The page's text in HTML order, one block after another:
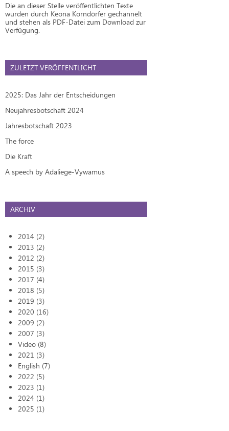
Die an dieser Stelle veröffentlichten Texte
wurden durch Keona Korndörfer gechannelt
und stehen als PDF-Datei zum Download zur
Verfügung.
ZULETZT VERÖFFENTLICHT
2025: Das Jahr der Entscheidungen
Neujahresbotschaft 2024
Jahresbotschaft 2023
The force
Die Kraft
A speech by Adaliege-Vywamus
ARCHIV
2014 (2)
2013 (2)
2012 (2)
2015 (3)
2017 (4)
2018 (5)
2019 (3)
2020 (16)
2009 (2)
2007 (3)
Video (8)
2021 (3)
English (7)
2022 (5)
2023 (1)
2024 (1)
2025 (1)